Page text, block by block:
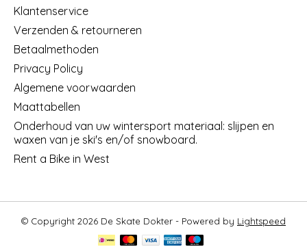
Klantenservice
Verzenden & retourneren
Betaalmethoden
Privacy Policy
Algemene voorwaarden
Maattabellen
Onderhoud van uw wintersport materiaal: slijpen en
waxen van je ski's en/of snowboard.
Rent a Bike in West
© Copyright 2026 De Skate Dokter - Powered by Lightspeed